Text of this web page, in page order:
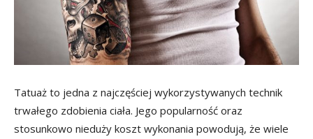
Tatuaż to jedna z najczęściej wykorzystywanych technik
trwałego zdobienia ciała. Jego popularność oraz
stosunkowo nieduży koszt wykonania powodują, że wiele